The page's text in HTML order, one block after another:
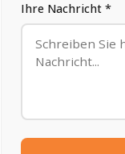
Ihre Nachricht *